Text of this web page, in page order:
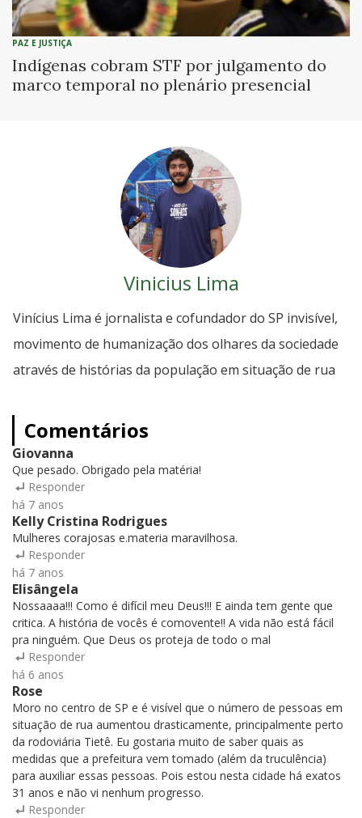
PAZ E JUSTIÇA
Indígenas cobram STF por julgamento do
marco temporal no plenário presencial
Vinicius Lima
Vinícius Lima é jornalista e cofundador do SP invisível,
movimento de humanização dos olhares da sociedade
através de histórias da população em situação de rua
Comentários
Giovanna
Que pesado. Obrigado pela matéria!
Responder
há 7 anos
Kelly Cristina Rodrigues
Mulheres corajosas e.materia maravilhosa.
Responder
há 7 anos
Elisângela
Nossaaaa!!! Como é difícil meu Deus!!! E ainda tem gente que
critica. A história de vocês é comovente!! A vida não está fácil
pra ninguém. Que Deus os proteja de todo o mal
Responder
há 6 anos
Rose
Moro no centro de SP e é visível que o número de pessoas em
situação de rua aumentou drasticamente, principalmente perto
da rodoviária Tietê. Eu gostaria muito de saber quais as
medidas que a prefeitura vem tomado (além da truculência)
para auxiliar essas pessoas. Pois estou nesta cidade há exatos
31 anos e não vi nenhum progresso.
Responder